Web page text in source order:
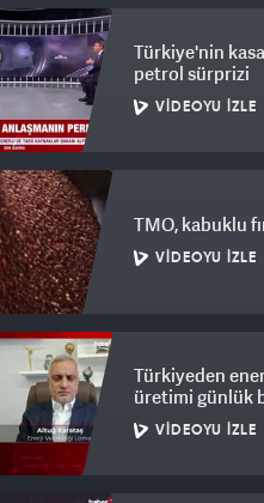
Türkiye'nin
petrol sürprizi
VIDEOYU İZLE
TMO, kabuklu
VIDEOYU İZLE
Türkiyeden
üretimi günlük
VIDEOYU İZLE